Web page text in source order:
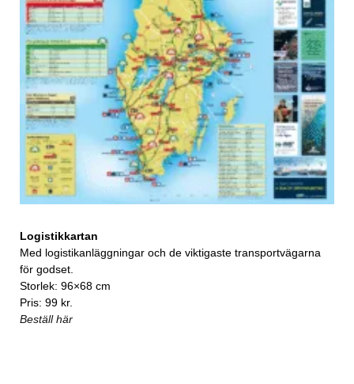
Logistikkartan
Med logistikanläggningar och de viktigaste transportvägarna
för godset.
Storlek: 96×68 cm
Pris: 99 kr.
Beställ här